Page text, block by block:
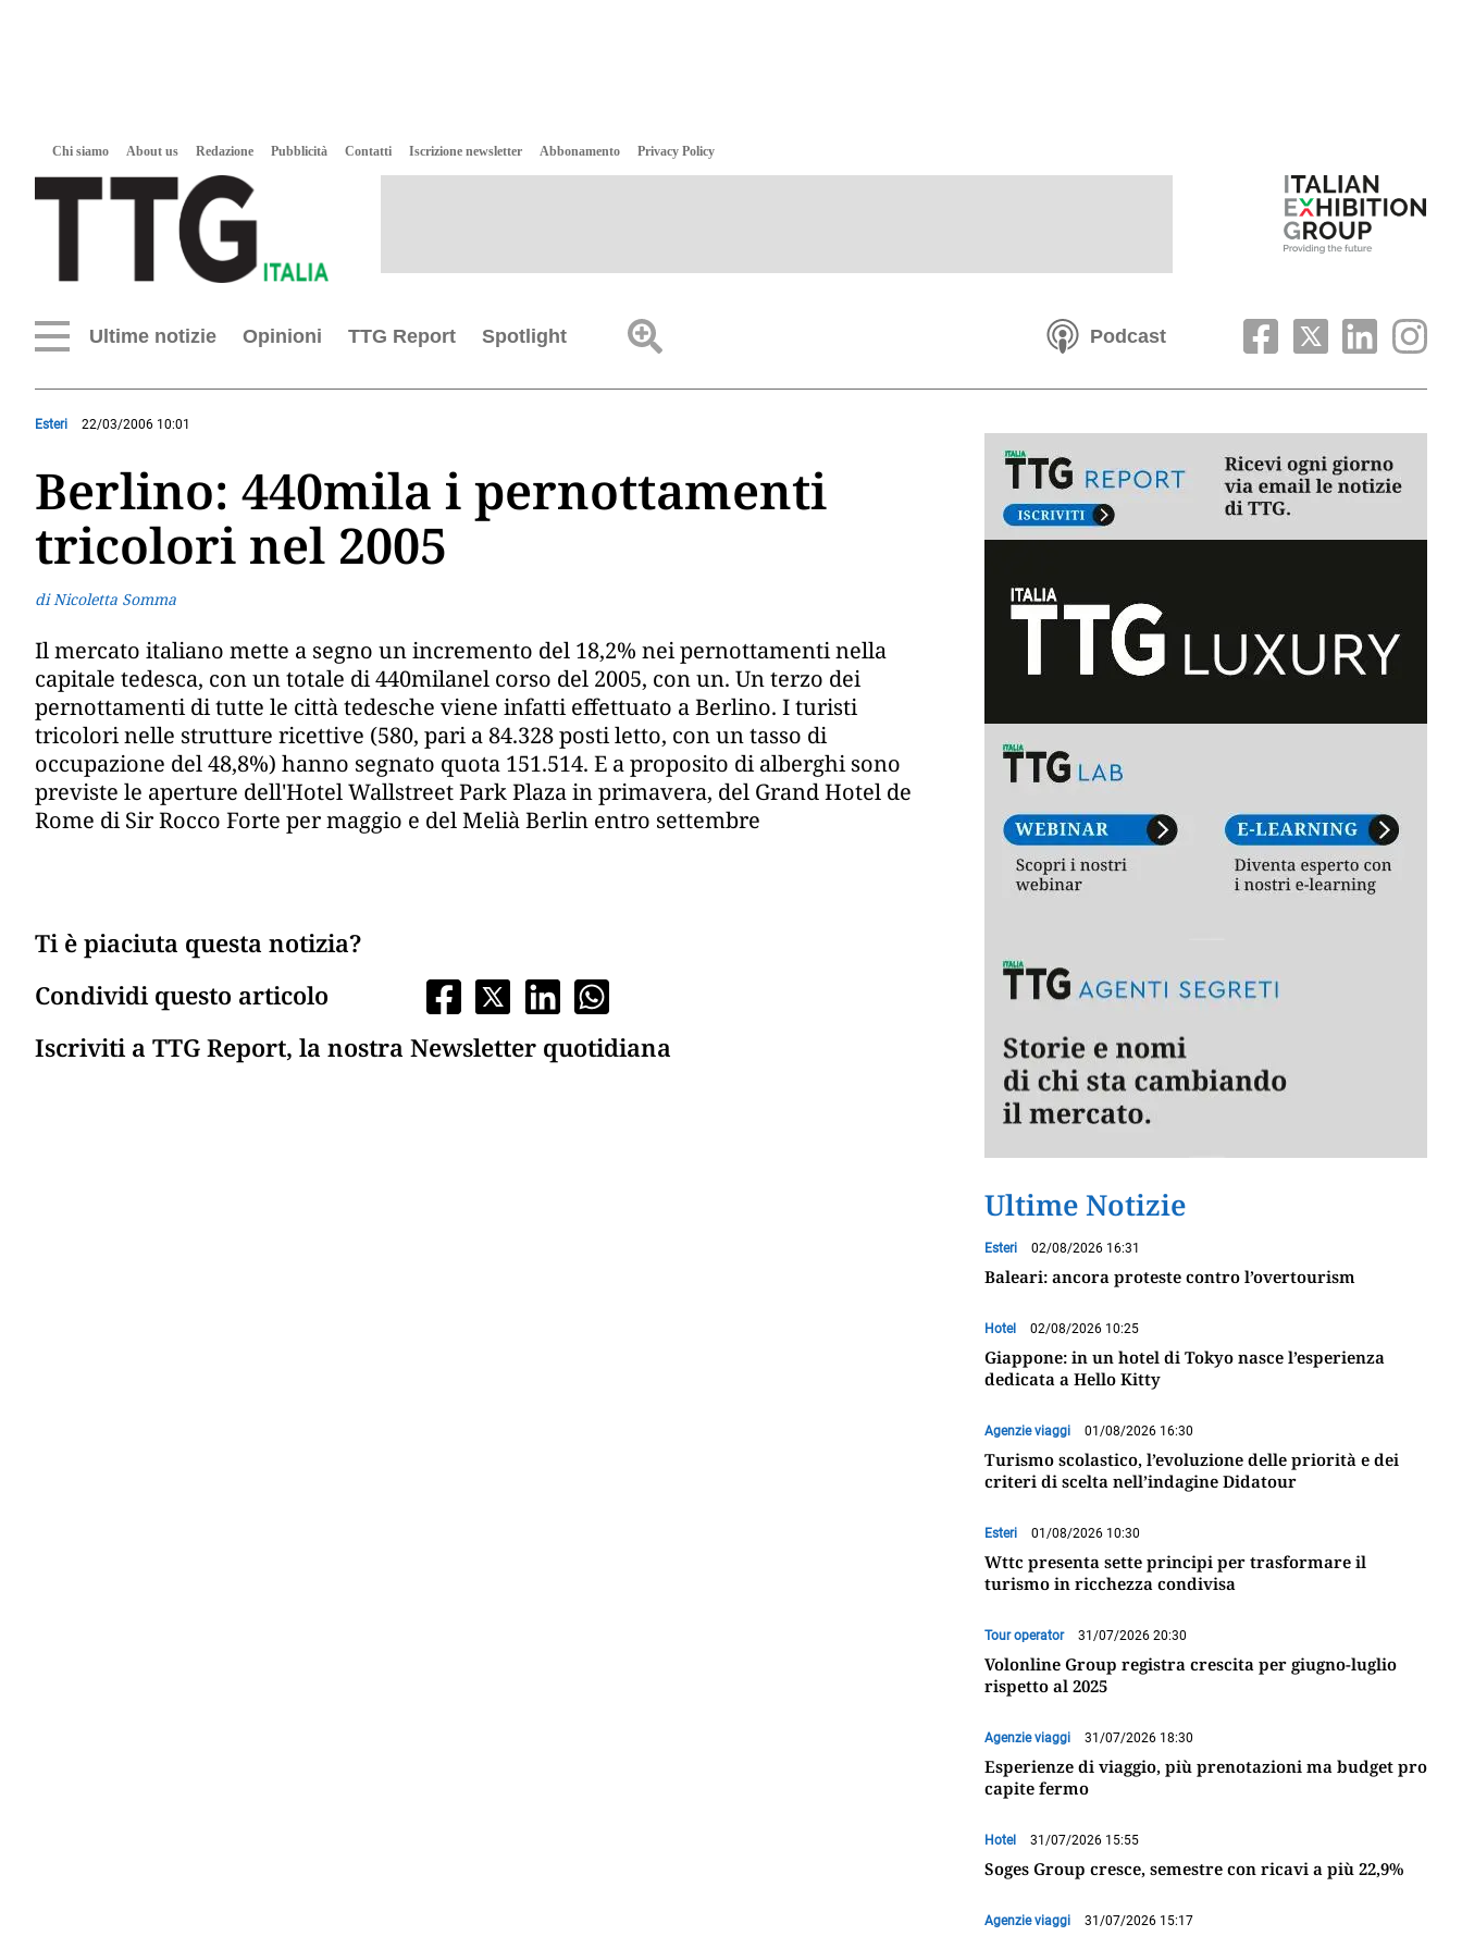
Chi siamo About us Redazione Pubblicità Contatti Iscrizione newsletter Abbonamento Privacy Policy
Ultime notizie Opinioni TTG Report Spotlight Podcast
Esteri 22/03/2006 10:01
Berlino: 440mila i pernottamenti
tricolori nel 2005
di Nicoletta Somma
Il mercato italiano mette a segno un incremento del 18,2% nei pernottamenti nella
capitale tedesca, con un totale di 440milanel corso del 2005, con un. Un terzo dei
pernottamenti di tutte le città tedesche viene infatti effettuato a Berlino. I turisti
tricolori nelle strutture ricettive (580, pari a 84.328 posti letto, con un tasso di
occupazione del 48,8%) hanno segnato quota 151.514. E a proposito di alberghi sono
previste le aperture dell'Hotel Wallstreet Park Plaza in primavera, del Grand Hotel de
Rome di Sir Rocco Forte per maggio e del Melià Berlin entro settembre
Ti è piaciuta questa notizia?
Condividi questo articolo
Iscriviti a TTG Report, la nostra Newsletter quotidiana
Ultime Notizie
Esteri 02/08/2026 16:31
Baleari: ancora proteste contro l’overtourism
Hotel 02/08/2026 10:25
Giappone: in un hotel di Tokyo nasce l’esperienza
dedicata a Hello Kitty
Agenzie viaggi 01/08/2026 16:30
Turismo scolastico, l’evoluzione delle priorità e dei
criteri di scelta nell’indagine Didatour
Esteri 01/08/2026 10:30
Wttc presenta sette principi per trasformare il
turismo in ricchezza condivisa
Tour operator 31/07/2026 20:30
Volonline Group registra crescita per giugno-luglio
rispetto al 2025
Agenzie viaggi 31/07/2026 18:30
Esperienze di viaggio, più prenotazioni ma budget pro
capite fermo
Hotel 31/07/2026 15:55
Soges Group cresce, semestre con ricavi a più 22,9%
Agenzie viaggi 31/07/2026 15:17